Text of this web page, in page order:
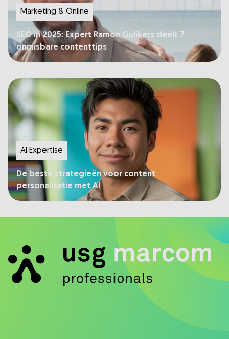
Marketing & Online
SEO in 2025: Expert Ramon Gulikers deelt 7
onmisbare contenttips
AI Expertise
De beste strategieën voor content
personalisatie met AI